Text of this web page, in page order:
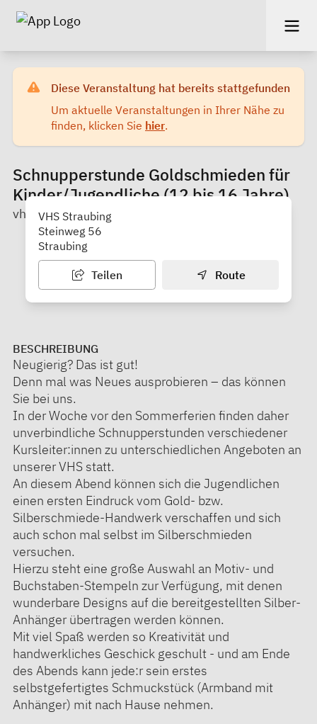
Diese Veranstaltung hat bereits stattgefunden
Um aktuelle Veranstaltungen in Ihrer Nähe zu
finden, klicken Sie hier.
Schnupperstunde Goldschmieden für
Kinder/Jugendliche (12 bis 16 Jahre)
vhs Straubing
VHS Straubing
Steinweg 56
Straubing
Teilen Route
BESCHREIBUNG
Neugierig? Das ist gut!
Denn mal was Neues ausprobieren – das können
Sie bei uns.
In der Woche vor den Sommerferien finden daher
unverbindliche Schnupperstunden verschiedener
Kursleiter:innen zu unterschiedlichen Angeboten an
unserer VHS statt.
An diesem Abend können sich die Jugendlichen
einen ersten Eindruck vom Gold- bzw.
Silberschmiede-Handwerk verschaffen und sich
auch schon mal selbst im Silberschmieden
versuchen.
Hierzu steht eine große Auswahl an Motiv- und
Buchstaben-Stempeln zur Verfügung, mit denen
wunderbare Designs auf die bereitgestellten Silber-
Anhänger übertragen werden können.
Mit viel Spaß werden so Kreativität und
handwerkliches Geschick geschult - und am Ende
des Abends kann jede:r sein erstes
selbstgefertigtes Schmuckstück (Armband mit
Anhänger) mit nach Hause nehmen.